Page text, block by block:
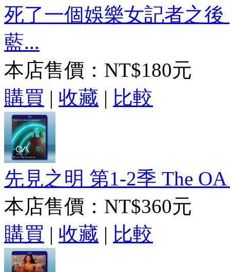
死了一個娛樂女記者之
藍...
本店售價： NT$180元
購買 | 收藏 | 比較
先見之明 第1-2季 The
本店售價： NT$360元
購買 | 收藏 | 比較